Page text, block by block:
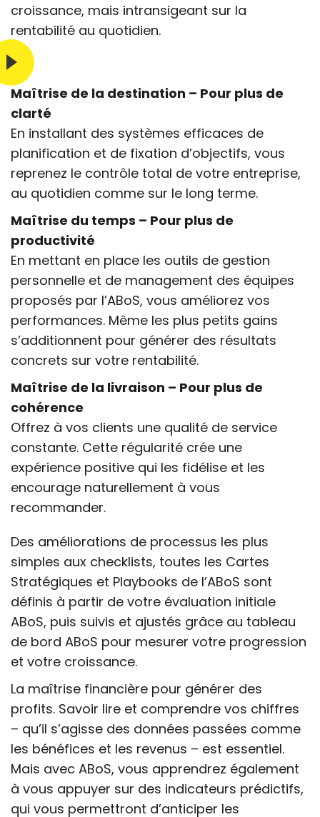
croissance, mais intransigeant sur la
rentabilité au quotidien.
Maîtrise de la destination – Pour plus de
clarté
En installant des systèmes efficaces de
planification et de fixation d’objectifs, vous
reprenez le contrôle total de votre entreprise,
au quotidien comme sur le long terme.
Maîtrise du temps – Pour plus de
productivité
En mettant en place les outils de gestion
personnelle et de management des équipes
proposés par l’ABoS, vous améliorez vos
performances. Même les plus petits gains
s’additionnent pour générer des résultats
concrets sur votre rentabilité.
Maîtrise de la livraison – Pour plus de
cohérence
Offrez à vos clients une qualité de service
constante. Cette régularité crée une
expérience positive qui les fidélise et les
encourage naturellement à vous
recommander.
Des améliorations de processus les plus
simples aux checklists, toutes les Cartes
Stratégiques et Playbooks de l’ABoS sont
définis à partir de votre évaluation initiale
ABoS, puis suivis et ajustés grâce au tableau
de bord ABoS pour mesurer votre progression
et votre croissance.
La maîtrise financière pour générer des
profits. Savoir lire et comprendre vos chiffres
– qu’il s’agisse des données passées comme
les bénéfices et les revenus – est essentiel.
Mais avec ABoS, vous apprendrez également
à vous appuyer sur des indicateurs prédictifs,
qui vous permettront d’anticiper les